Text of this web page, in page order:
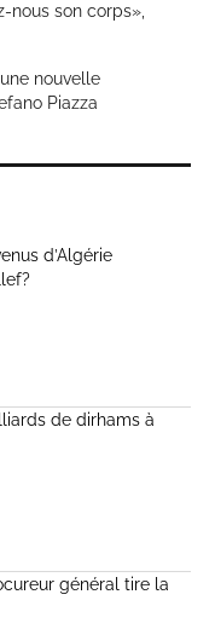
nous son corps»,
nouvelle
Piazza
d’Algérie
de dirhams à
général tire la